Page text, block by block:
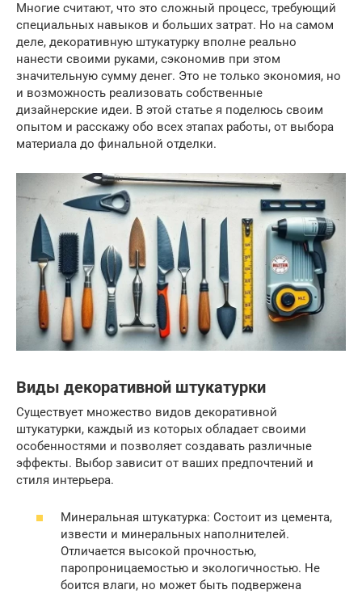
Многие считают, что это сложный процесс, требующий
специальных навыков и больших затрат. Но на самом
деле, декоративную штукатурку вполне реально
нанести своими руками, сэкономив при этом
значительную сумму денег. Это не только экономия, но
и возможность реализовать собственные
дизайнерские идеи. В этой статье я поделюсь своим
опытом и расскажу обо всех этапах работы, от выбора
материала до финальной отделки.
Виды декоративной штукатурки
Существует множество видов декоративной
штукатурки, каждый из которых обладает своими
особенностями и позволяет создавать различные
эффекты. Выбор зависит от ваших предпочтений и
стиля интерьера.
Минеральная штукатурка: Состоит из цемента,
извести и минеральных наполнителей.
Отличается высокой прочностью,
паропроницаемостью и экологичностью. Не
боится влаги, но может быть подвержена